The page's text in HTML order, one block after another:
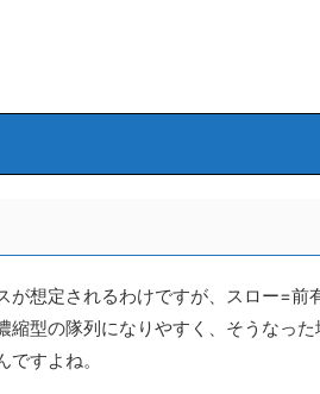
想定されるわけですが、スロー=前
縮型の隊列になりやすく、そうなっ
すよね。